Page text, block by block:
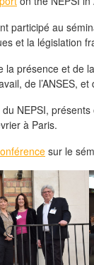
participé au
et la législation
la présence et de
de l’ANSES,
NEPSI,
à Paris.
sur le